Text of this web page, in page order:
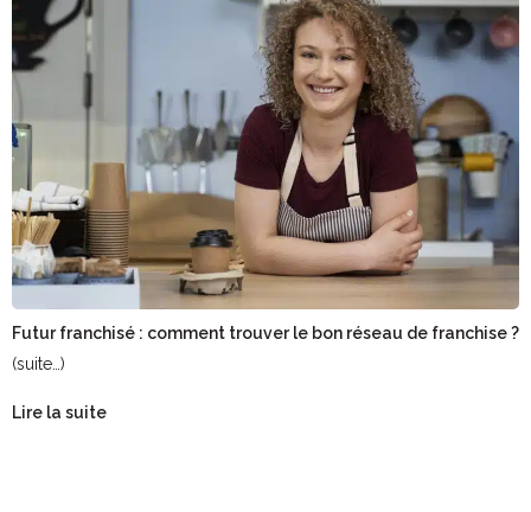
Futur franchisé : comment trouver le bon réseau de franchise ?
(suite…)
Lire la suite